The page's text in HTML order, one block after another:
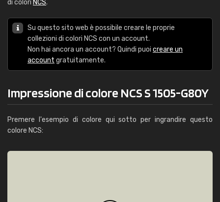
di colori NCS.
Su questo sito web è possibile creare le proprie
collezioni di colori NCS con un account.
Non hai ancora un account? Quindi puoi creare un
account gratuitamente.
Impressione di colore NCS S 1505-G80Y
Premere l'esempio di colore qui sotto per ingrandire questo
colore NCS: